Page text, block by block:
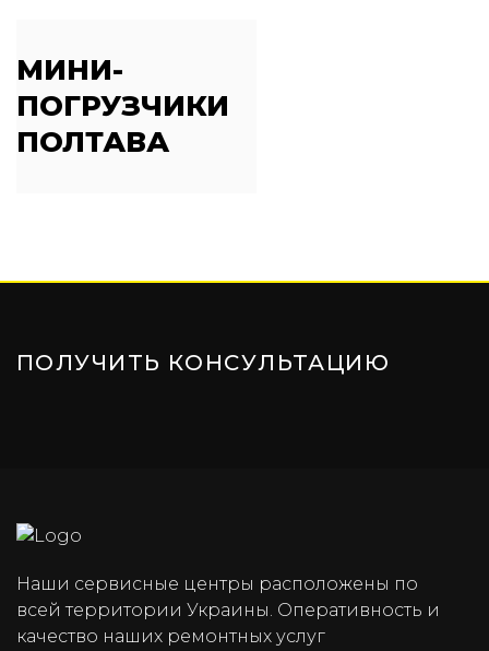
МИНИ-
ПОГРУЗЧИКИ
ПОЛТАВА
ПОЛУЧИТЬ КОНСУЛЬТАЦИЮ
Наши сервисные центры расположены по
всей территории Украины. Оперативность и
качество наших ремонтных услуг